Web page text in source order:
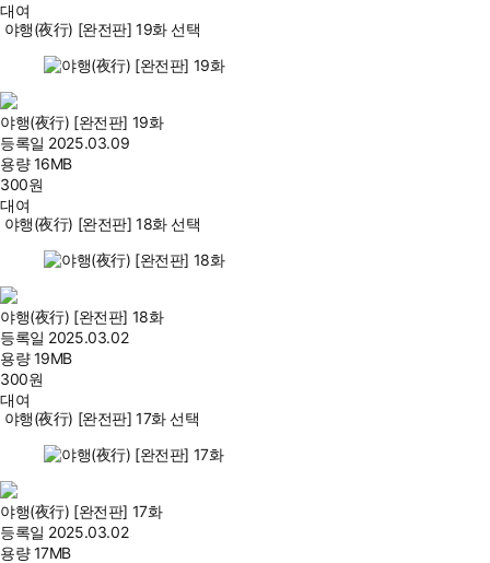
대여
야행(夜行) [완전판] 19화 선택
야행(夜行) [완전판] 19화
등록일 2025.03.09
용량16MB
300원
대여
야행(夜行) [완전판] 18화 선택
야행(夜行) [완전판] 18화
등록일 2025.03.02
용량19MB
300원
대여
야행(夜行) [완전판] 17화 선택
야행(夜行) [완전판] 17화
등록일 2025.03.02
용량17MB